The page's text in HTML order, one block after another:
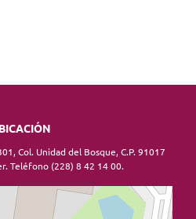
Col. Unidad del Bosque, C.P. 91017
Teléfono (228) 8 42 14 00.